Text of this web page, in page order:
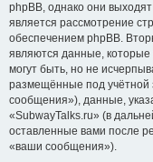
phpBB, однако они
является рассмотрение
обеспечением phpBB.
являются данные,
могут быть, но не
размещённые под учётной
сообщения»), данные,
«SubwayTalks.ru» (в
оставленные вами после
«ваши сообщения»).